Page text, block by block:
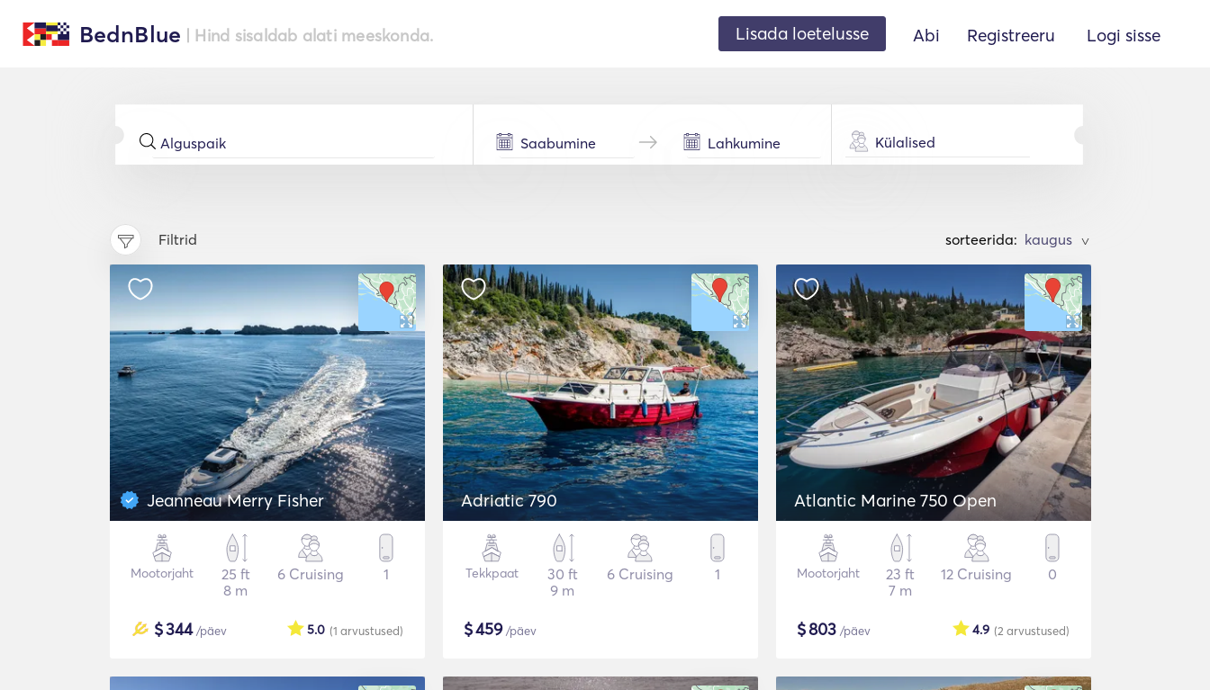
BednBlue | Hind sisaldab alati meeskonda. Lisada loetelusse Abi Registreeru Logi sisse
Külalised
Filtrid sorteerida: >
Jeanneau Merry Fisher
Mootorjaht
25 ft
8 m
6 Cruising 1
$344/päev (1 arvustused)
5.0
Adriatic 790
Tekkpaat
30 ft
9 m
6 Cruising 1
$459/päev
Atlantic Marine 750 Open
Mootorjaht
23 ft
7 m
12 Cruising 0
$803 /päev (2 arvustused)
4.9